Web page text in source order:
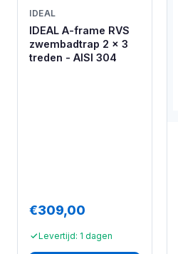
IDEAL
IDEAL A-frame RVS
zwembadtrap 2 x 3
treden - AISI 304
€309,00
Levertijd: 1 dagen